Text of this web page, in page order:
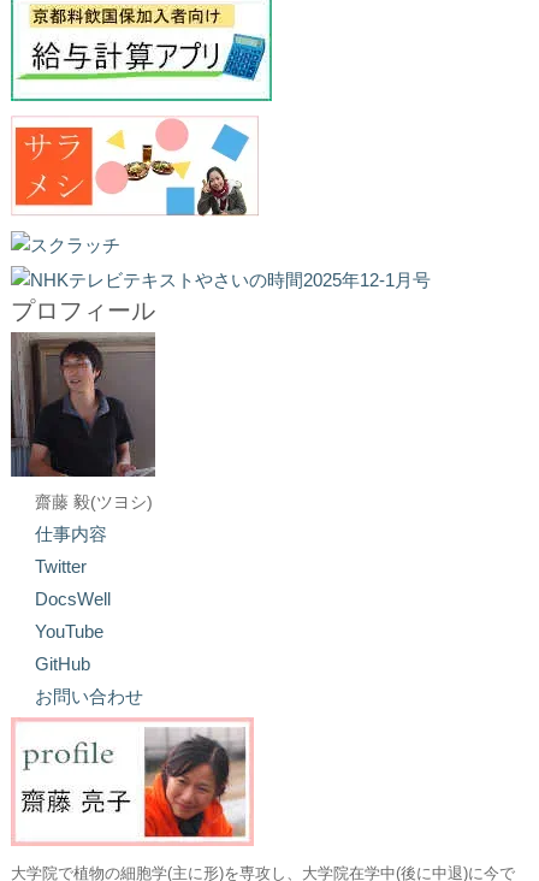
プロフィール
齋藤 毅(ツヨシ)
仕事内容
Twitter
DocsWell
YouTube
GitHub
お問い合わせ
大学院で植物の細胞学(主に形)を専攻し、大学院在学中(後に中退)に今で